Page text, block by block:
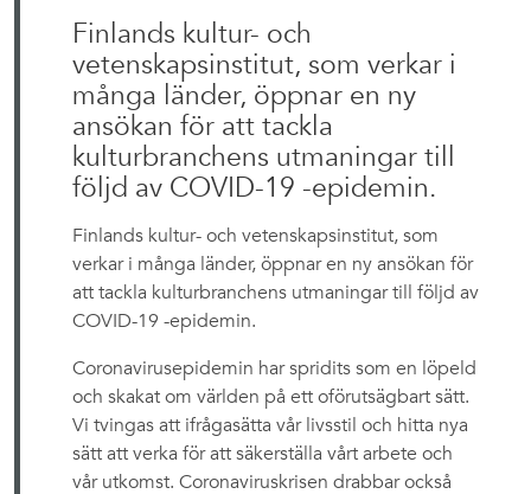
Finlands kultur- och
vetenskapsinstitut, som verkar i
många länder, öppnar en ny
ansökan för att tackla
kulturbranchens utmaningar till
följd av COVID-19 -epidemin.
Finlands kultur- och vetenskapsinstitut, som
verkar i många länder, öppnar en ny ansökan för
att tackla kulturbranchens utmaningar till följd av
COVID-19 -epidemin.
Coronavirusepidemin har spridits som en löpeld
och skakat om världen på ett oförutsägbart sätt.
Vi tvingas att ifrågasätta vår livsstil och hitta nya
sätt att verka för att säkerställa vårt arbete och
vår utkomst. Coronaviruskrisen drabbar också